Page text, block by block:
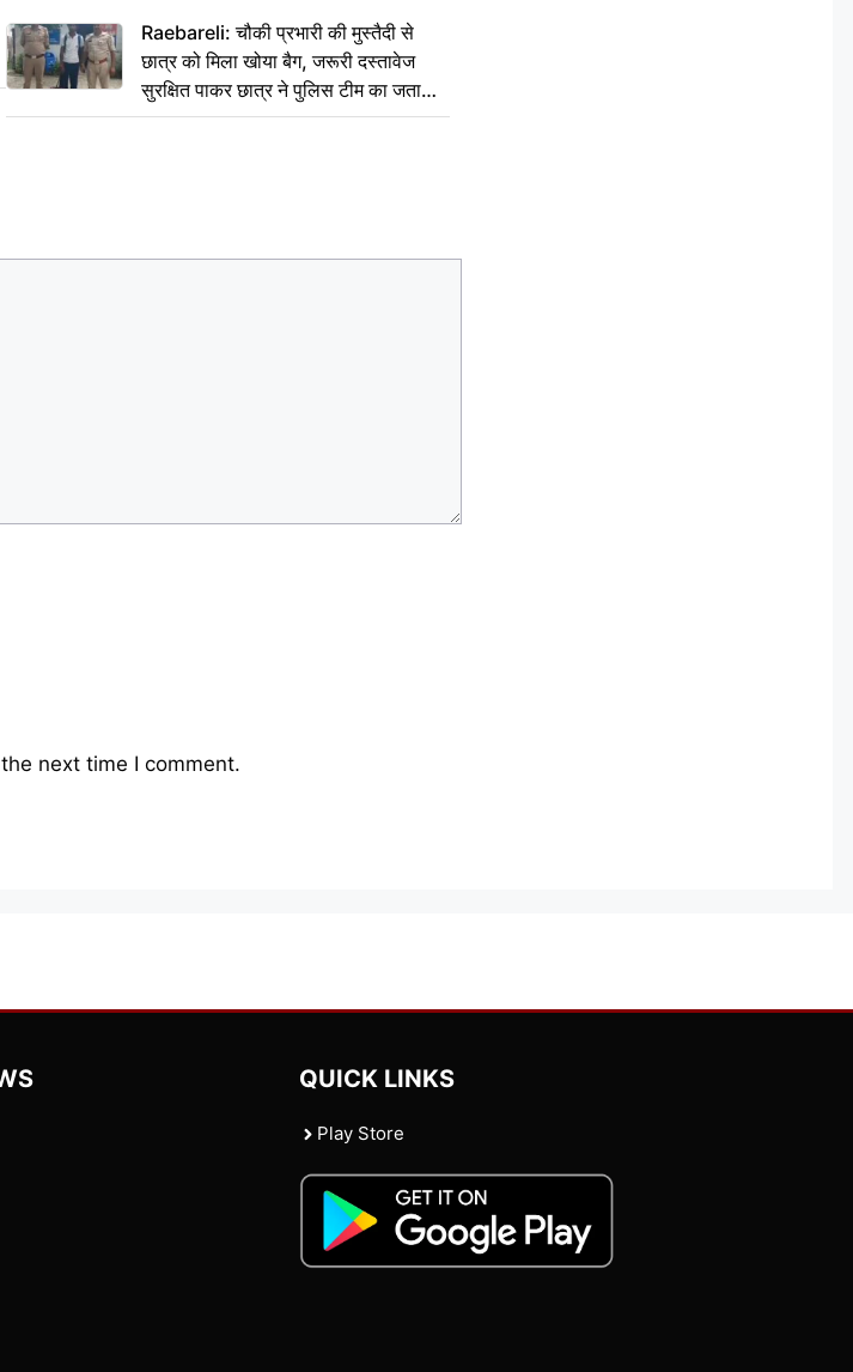
Raebareli: चौकी प्रभारी की मुस्तैदी से
छात्र को मिला खोया बैग, जरूरी दस्तावेज
सुरक्षित पाकर छात्र ने पुलिस टीम का जताया
आभार
next time I comment.
QUICK LINKS
Play Store